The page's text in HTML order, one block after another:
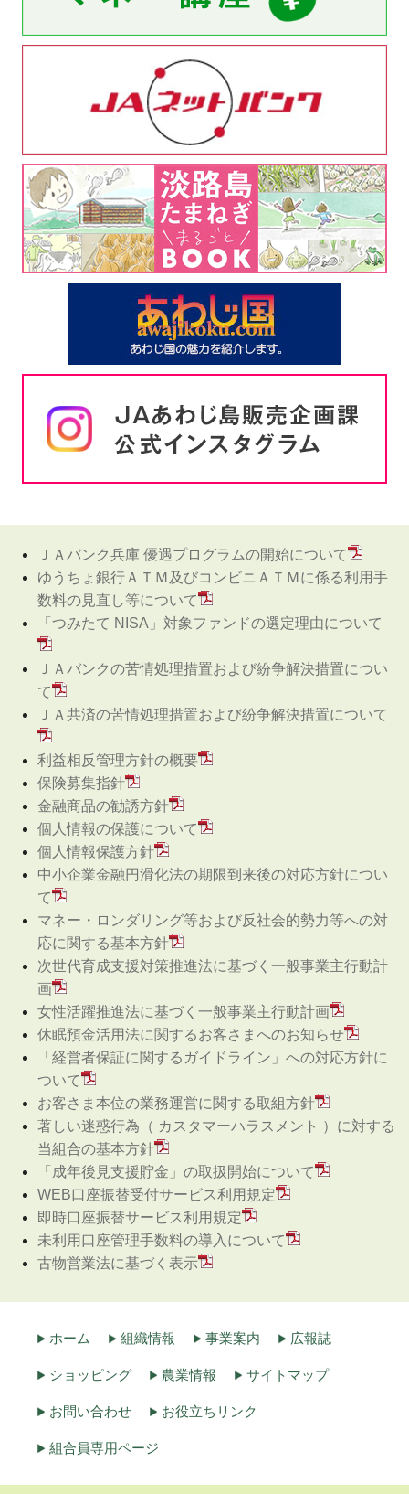
ＪＡバンク兵庫 優遇プログラムの開始について
ゆうちょ銀行ＡＴＭ及びコンビニＡＴＭに係る利用手
数料の見直し等について
「つみたて NISA」対象ファンドの選定理由について
ＪＡバンクの苦情処理措置および紛争解決措置につい
て
ＪＡ共済の苦情処理措置および紛争解決措置について
利益相反管理方針の概要
保険募集指針
金融商品の勧誘方針
個人情報の保護について
個人情報保護方針
中小企業金融円滑化法の期限到来後の対応方針につい
て
マネー・ロンダリング等および反社会的勢力等への対
応に関する基本方針
次世代育成支援対策推進法に基づく一般事業主行動計
画
女性活躍推進法に基づく一般事業主行動計画
休眠預金活用法に関するお客さまへのお知らせ
「経営者保証に関するガイドライン」への対応方針に
ついて
お客さま本位の業務運営に関する取組方針
著しい迷惑行為（ カスタマーハラスメント ）に対する
当組合の基本方針
「成年後見支援貯金」の取扱開始について
WEB口座振替受付サービス利用規定
即時口座振替サービス利用規定
未利用口座管理手数料の導入について
古物営業法に基づく表示
ホーム 組織情報 事業案内 広報誌
ショッピング 農業情報 サイトマップ
お問い合わせ お役立ちリンク
組合員専用ページ